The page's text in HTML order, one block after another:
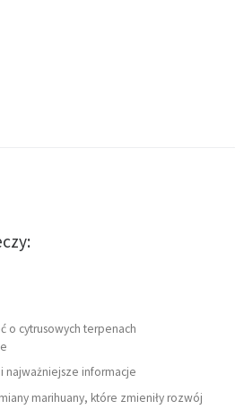
o cytrusowych terpenach
najważniejsze informacje
marihuany, które zmieniły rozwój